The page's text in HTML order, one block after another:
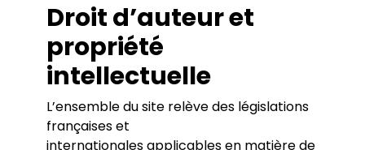
Droit d’auteur et
propriété
intellectuelle
L’ensemble du site relève des législations
françaises et
internationales applicables en matière de